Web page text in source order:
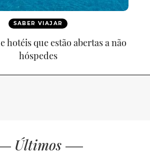
SABER VIAJAR
hotéis que estão abertas a não
hóspedes
Últimos